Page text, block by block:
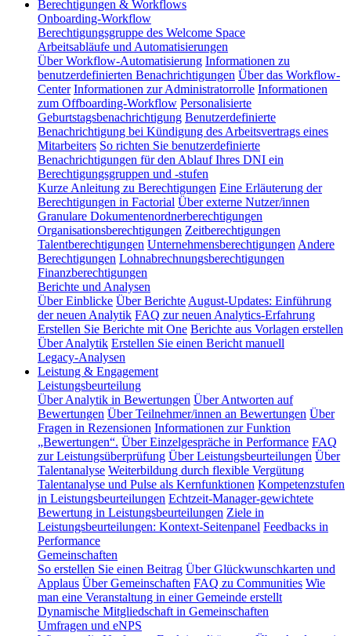
Berechtigungen & Workflows
Onboarding-Workflow
Berechtigungsgruppe des Welcome Space
Arbeitsabläufe und Automatisierungen
Über Workflow-Automatisierung Informationen zu
benutzerdefinierten Benachrichtigungen Über das Workflow-
Center Informationen zur Administratorrolle Informationen
zum Offboarding-Workflow Personalisierte
Geburtstagsbenachrichtigung Benutzerdefinierte
Benachrichtigung bei Kündigung des Arbeitsvertrags eines
Mitarbeiters So richten Sie benutzerdefinierte
Benachrichtigungen für den Ablauf Ihres DNI ein
Berechtigungsgruppen und -stufen
Kurze Anleitung zu Berechtigungen Eine Erläuterung der
Berechtigungen in Factorial Über externe Nutzer/innen
Granulare Dokumentenordnerberechtigungen
Organisationsberechtigungen Zeitberechtigungen
Talentberechtigungen Unternehmensberechtigungen Andere
Berechtigungen Lohnabrechnungsberechtigungen
Finanzberechtigungen
Berichte und Analysen
Über Einblicke Über Berichte August-Updates: Einführung
der neuen Analytik FAQ zur neuen Analytics-Erfahrung
Erstellen Sie Berichte mit One Berichte aus Vorlagen erstellen
Über Analytik Erstellen Sie einen Bericht manuell
Legacy-Analysen
Leistung & Engagement
Leistungsbeurteilung
Über Analytik in Bewertungen Über Antworten auf
Bewertungen Über Teilnehmer/innen an Bewertungen Über
Fragen in Rezensionen Informationen zur Funktion
„Bewertungen“. Über Einzelgespräche in Performance FAQ
zur Leistungsüberprüfung Über Leistungsbeurteilungen Über
Talentanalyse Weiterbildung durch flexible Vergütung
Talentanalyse und Pulse als Kernfunktionen Kompetenzstufen
in Leistungsbeurteilungen Echtzeit-Manager-gewichtete
Bewertung in Leistungsbeurteilungen Ziele in
Leistungsbeurteilungen: Kontext-Seitenpanel Feedbacks in
Performance
Gemeinschaften
So erstellen Sie einen Beitrag Über Glückwunschkarten und
Applaus Über Gemeinschaften FAQ zu Communities Wie
man eine Veranstaltung in einer Gemeinde erstellt
Dynamische Mitgliedschaft in Gemeinschaften
Umfragen und eNPS